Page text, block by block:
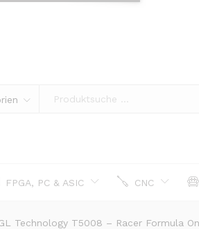
FPGA, PC & ASIC CNC
Technology T5008 – Racer Formula